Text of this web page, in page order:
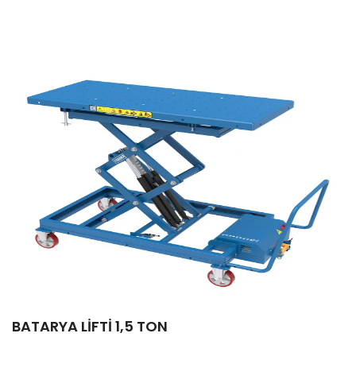
LİFTİ 1,5 TON